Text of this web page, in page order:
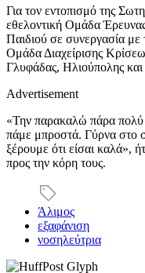
Για τον εντοπισμό της
εθελοντική Ομάδα
Παιδιού σε συνεργασία
Ομάδα Διαχείρισης
Γλυφάδας, Ηλιούπολης
Advertisement
«Την παρακαλώ πάρα πολύ
πάμε μπροστά. Γύρνα στο
ξέρουμε ότι είσαι καλά»,
προς την κόρη τους.
Άλιμος
εξαφάνιση
νοσηλεύτρια